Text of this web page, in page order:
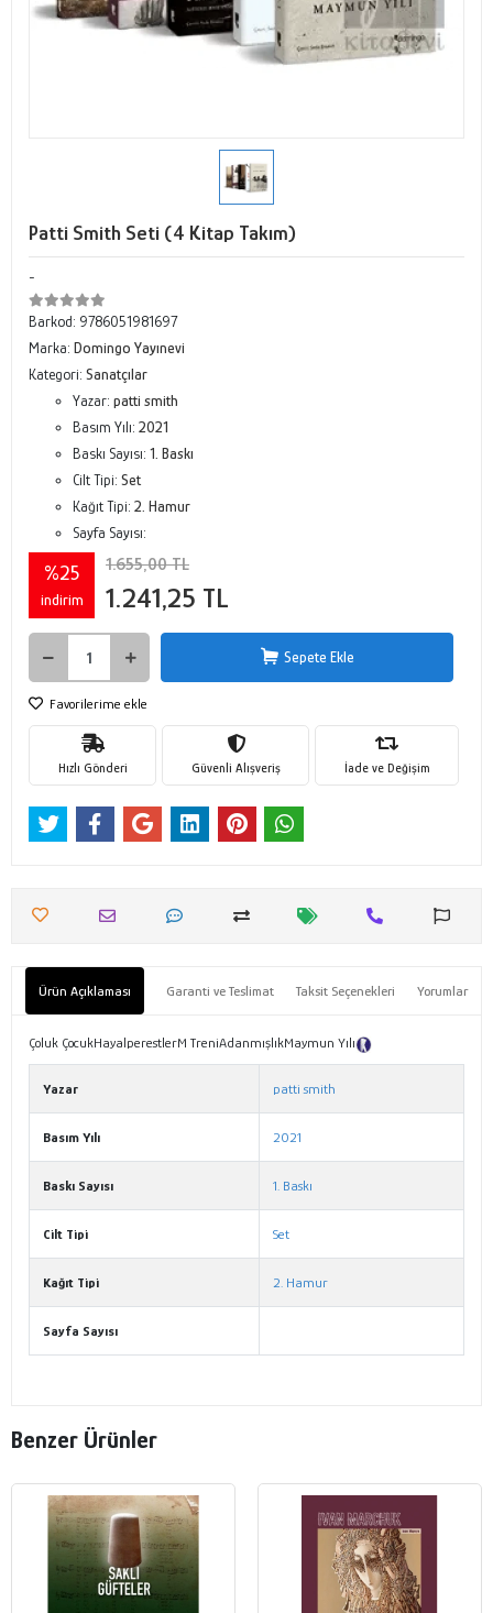
Patti Smith Seti (4 Kitap Takım)
-
Barkod: 9786051981697
Marka: Domingo Yayınevi
Kategori: Sanatçılar
Yazar: patti smith
Basım Yılı: 2021
Baskı Sayısı: 1. Baskı
Cilt Tipi: Set
Kağıt Tipi: 2. Hamur
Sayfa Sayısı:
%25
indirim
1.655,00 TL
1.241,25 TL
Sepete Ekle
Favorilerime ekle
Hızlı Gönderi Güvenli Alışveriş İade ve Değişim
Ürün Açıklaması Garanti ve Teslimat Taksit Seçenekleri Yorumlar
Çoluk ÇocukHayalperestlerM TreniAdanmışlıkMaymun Yılı
Yazar patti smith
Basım Yılı 2021
Baskı Sayısı 1. Baskı
Cilt Tipi Set
Kağıt Tipi 2. Hamur
Sayfa Sayısı
Benzer Ürünler